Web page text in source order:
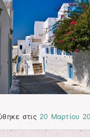
στις 20 Μαρτίου